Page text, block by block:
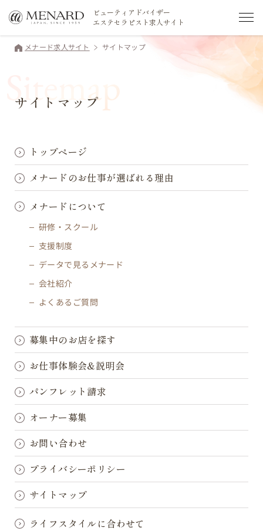
ビューティアドバイザー
エステセラピスト求人サイト
メナード求人サイト サイトマップ
サイトマップ
トップページ
メナードのお仕事が選ばれる理由
メナードについて
研修・スクール
支援制度
データで見るメナード
会社紹介
よくあるご質問
募集中のお店を探す
お仕事体験会&説明会
パンフレット請求
オーナー募集
お問い合わせ
プライバシーポリシー
サイトマップ
ライフスタイルに合わせて